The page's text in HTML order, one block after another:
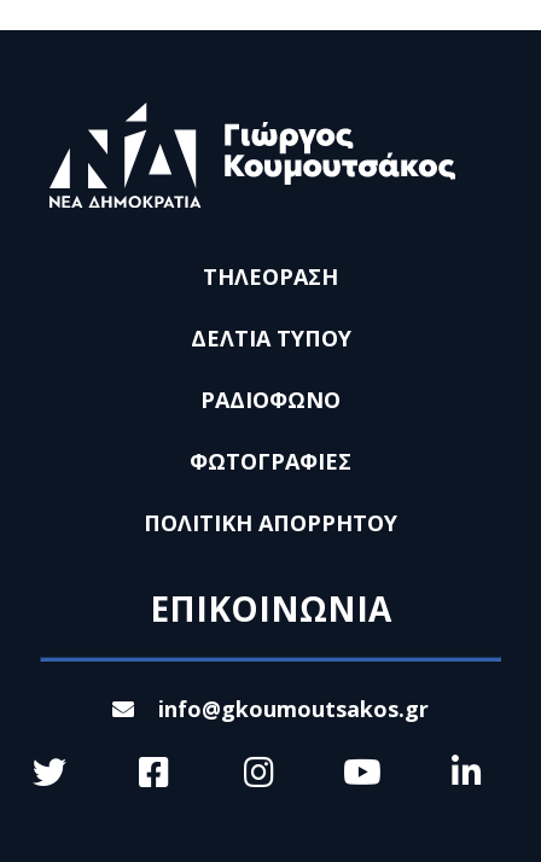
ΤΗΛΕΟΡΑΣΗ
ΔΕΛΤΙΑ ΤΥΠΟΥ
ΡΑΔΙΟΦΩΝΟ
ΦΩΤΟΓΡΑΦΙΕΣ
ΠΟΛΙΤΙΚΗ ΑΠΟΡΡΗΤΟΥ
ΕΠΙΚΟΙΝΩΝΙΑ
info@gkoumoutsakos.gr